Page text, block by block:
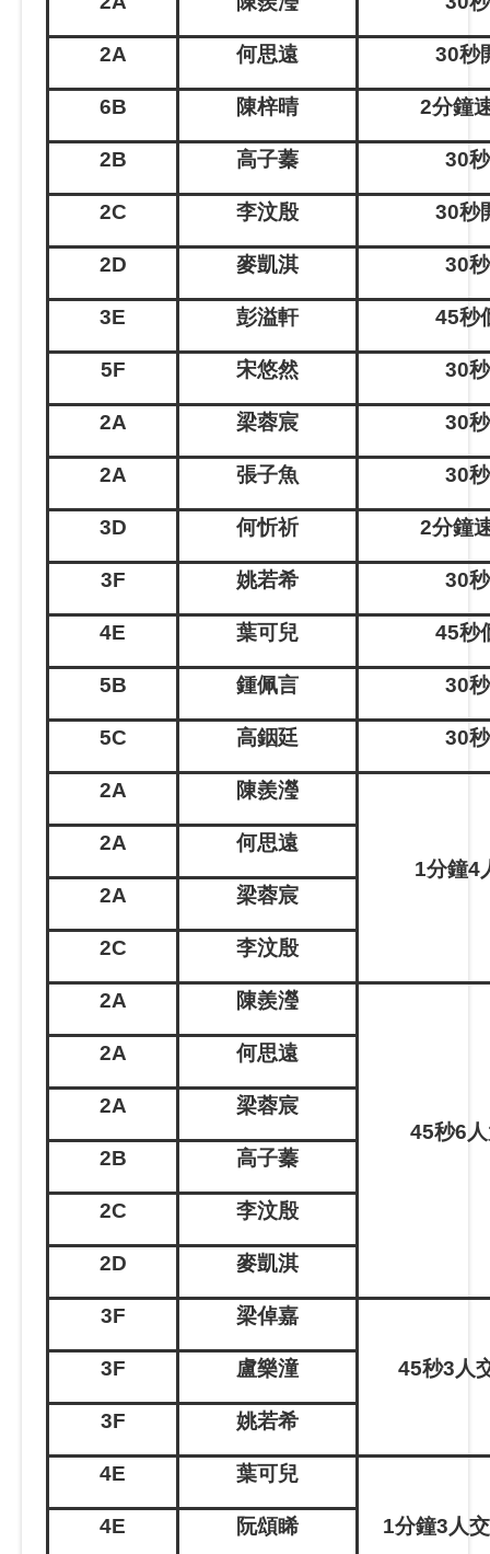
2A 何思遠 30秒
6B 陳梓晴 2分鐘
2B 高子蓁 30
2C 李汶殷 30秒
2D 麥凱淇 30
3E 彭溢軒 45秒
5F 宋悠然 30
2A 梁蓉宸 30
2A 張子魚 30
3D 何忻祈 2分鐘
3F 姚若希 30
4E 葉可兒 45秒
5B 鍾佩言 30
5C 高銦廷 30
2A 陳羨瀅
1分鐘4
2A 何思遠
2A 梁蓉宸
2C 李汶殷
2A 陳羨瀅
45秒6
2A 何思遠
2A 梁蓉宸
2B 高子蓁
2C 李汶殷
2D 麥凱淇
3F 梁倬嘉
45秒3人
3F 盧樂潼
3F 姚若希
4E 葉可兒
1分鐘3人
4E 阮頌睎